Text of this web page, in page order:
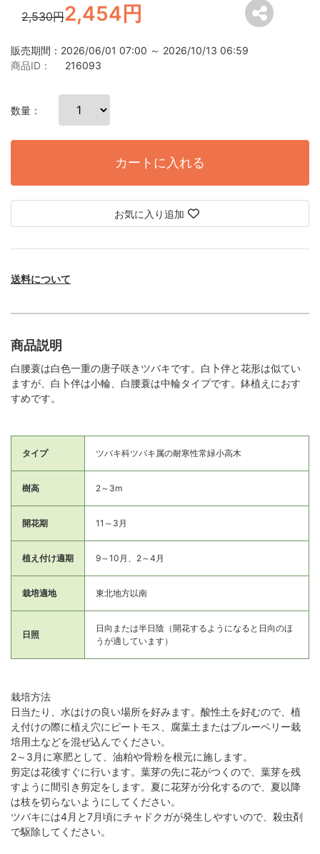
2,530円2,454円
販売期間：2026/06/01 07:00 ～ 2026/10/13 06:59
商品ID：
216093
数量：
カートに入れる
お気に入り追加
送料について
商品説明
白腰蓑は白色一重の唐子咲きツバキです。白卜伴と花形は似てい
ますが、白卜伴は小輪、白腰蓑は中輪タイプです。鉢植えにおす
すめです。
タイプ ツバキ科ツバキ属の耐寒性常緑小高木
樹高 2～3m
開花期 11～3月
植え付け適期 9～10月、2～4月
栽培適地 東北地方以南
日照
日向または半日陰（開花するようになると日向のほ
うが適しています）
栽培方法
日当たり、水はけの良い場所を好みます。酸性土を好むので、植
え付けの際に植え穴にピートモス、腐葉土またはブルーベリー栽
培用土などを混ぜ込んでください。
2～3月に寒肥として、油粕や骨粉を根元に施します。
剪定は花後すぐに行います。葉芽の先に花がつくので、葉芽を残
すように間引き剪定をします。夏に花芽が分化するので、夏以降
は枝を切らないようにしてください。
ツバキには4月と7月頃にチャドクガが発生しやすいので、殺虫剤
で駆除してください。